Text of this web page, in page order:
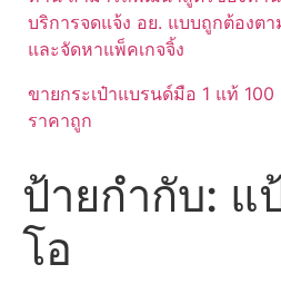
บริการจดแจ้ง อย. แบบถูกต้องต
และจัดหาแพ็คเกจจิ้ง
ขายกระเป๋าแบรนด์มือ 1 แท้
ราคาถูก
ป้ายกำกับ: แ
โอ